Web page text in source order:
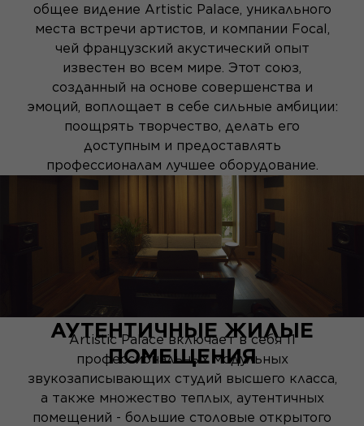
общее видение Artistic Palace, уникального
места встречи артистов, и компании Focal,
чей французский акустический опыт
известен во всем мире. Этот союз,
созданный на основе совершенства и
эмоций, воплощает в себе сильные амбиции:
поощрять творчество, делать его
доступным и предоставлять
профессионалам лучшее оборудование.
АУТЕНТИЧНЫЕ ЖИЛЫЕ
ПОМЕЩЕНИЯ
Artistic Palace включает в себя 11
профессиональных модульных
звукозаписывающих студий высшего класса,
а также множество теплых, аутентичных
помещений - большие столовые открытого